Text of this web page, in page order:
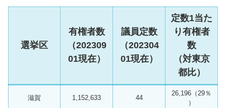
選挙区
有権者数
（202309
01現在）
議員定数
（202304
01現在）
定数1当た
り有権者
数
（対東京
都比）
滋賀 1,152,633 44
26,196（29％
）